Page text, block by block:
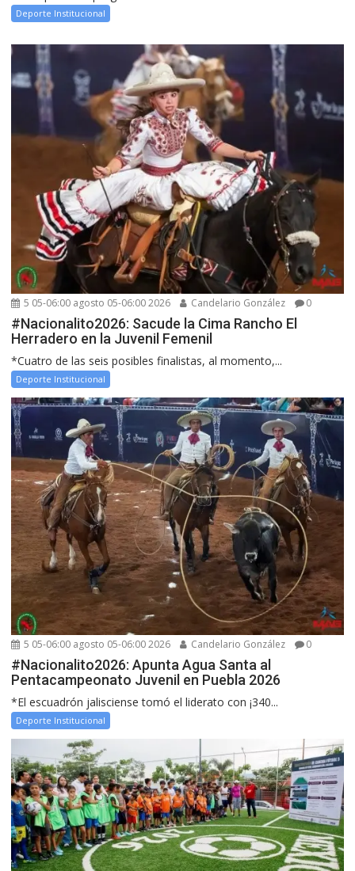
Deporte Institucional
5 05-06:00 agosto 05-06:00 2026 Candelario González 0
#Nacionalito2026: Sacude la Cima Rancho El
Herradero en la Juvenil Femenil
*Cuatro de las seis posibles finalistas, al momento,...
Deporte Institucional
5 05-06:00 agosto 05-06:00 2026 Candelario González 0
#Nacionalito2026: Apunta Agua Santa al
Pentacampeonato Juvenil en Puebla 2026
*El escuadrón jalisciense tomó el liderato con ¡340...
Deporte Institucional